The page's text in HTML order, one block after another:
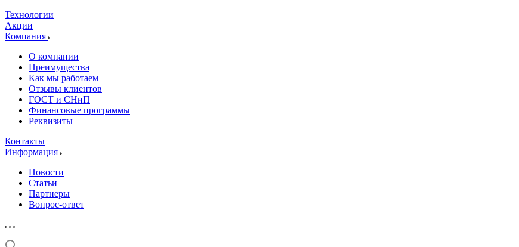
Технологии
Акции
Компания
О компании
Преимущества
Как мы работаем
Отзывы клиентов
ГОСТ и СНиП
Финансовые программы
Реквизиты
Контакты
Информация
Новости
Статьи
Партнеры
Вопрос-ответ